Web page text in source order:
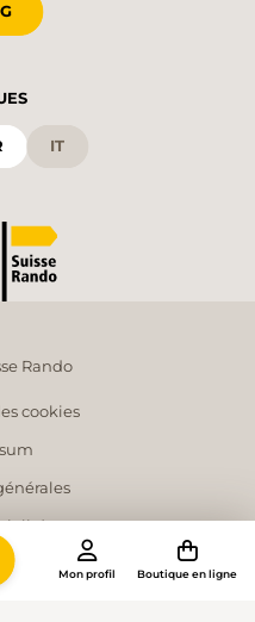
IT
Rando
cookies
artificielle
Mon profil Boutique en ligne